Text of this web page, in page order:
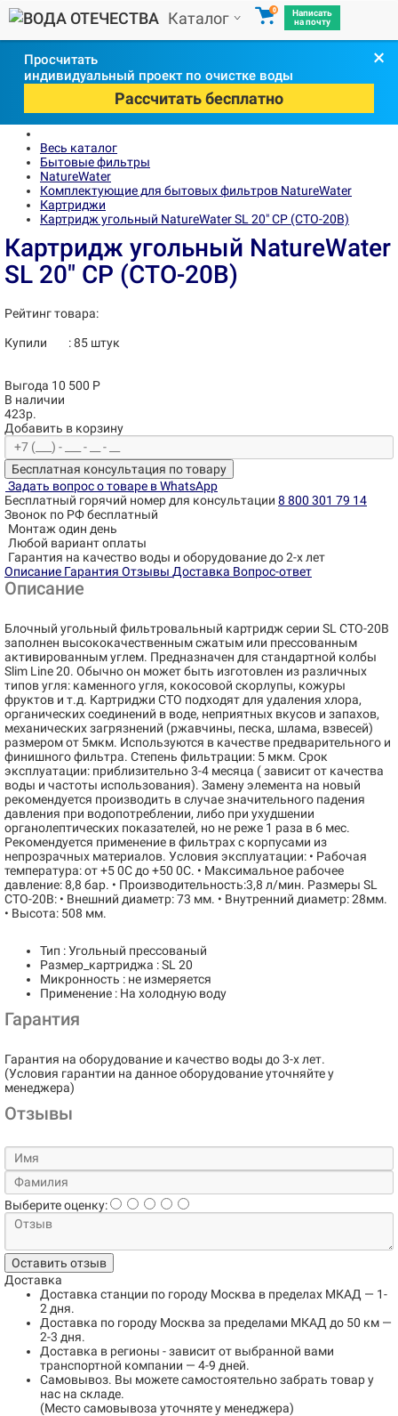
Каталог 0
Написать
на почту
Просчитать
индивидуальный проект по очистке воды
Рассчитать бесплатно
×
Весь каталог
Бытовые фильтры
NatureWater
Комплектующие для бытовых фильтров NatureWater
Картриджи
Картридж угольный NatureWater SL 20" CP (CTO-20B)
Картридж угольный NatureWater
SL 20" CP (CTO-20B)
Рейтинг товара:
Купили :85 штук
Выгода 10 500 Р
В наличии
423р.
Добавить в корзину
Бесплатная консультация по товару
Задать вопрос о товаре в WhatsApp
Бесплатный горячий номер для консультации 8 800 301 79 14
Звонок по РФ бесплатный
Монтаж один день
Любой вариант оплаты
Гарантия на качество воды и оборудование до 2-х лет
Описание Гарантия Отзывы Доставка Вопрос-ответ
Описание
Блочный угольный фильтровальный картридж серии SL CTO-20B
заполнен высококачественным сжатым или прессованным
активированным углем. Предназначен для стандартной колбы
Slim Line 20. Обычно он может быть изготовлен из различных
типов угля: каменного угля, кокосовой скорлупы, кожуры
фруктов и т.д. Картриджи CTO подходят для удаления хлора,
органических соединений в воде, неприятных вкусов и запахов,
механических загрязнений (ржавчины, песка, шлама, взвесей)
размером от 5мкм. Используются в качестве предварительного и
финишного фильтра. Степень фильтрации: 5 мкм. Срок
эксплуатации: приблизительно 3-4 месяца ( зависит от качества
воды и частоты использования). Замену элемента на новый
рекомендуется производить в случае значительного падения
давления при водопотреблении, либо при ухудшении
органолептических показателей, но не реже 1 раза в 6 мес.
Рекомендуется применение в фильтрах с корпусами из
непрозрачных материалов. Условия эксплуатации: • Рабочая
температура: от +5 0С до +50 0С. • Максимальное рабочее
давление: 8,8 бар. • Производительность:3,8 л/мин. Размеры SL
CTO-20B: • Внешний диаметр: 73 мм. • Внутренний диаметр: 28мм.
• Высота: 508 мм.
Тип : Угольный прессованый
Размер_картриджа : SL 20
Микронность : не измеряется
Применение : На холодную воду
Гарантия
Гарантия на оборудование и качество воды до 3-х лет.
(Условия гарантии на данное оборудование уточняйте у
менеджера)
Отзывы
Выберите оценку:
Оставить отзыв
Доставка
Доставка станции по городу Москва в пределах МКАД — 1-
2 дня.
Доставка по городу Москва за пределами МКАД до 50 км —
2-3 дня.
Доставка в регионы - зависит от выбранной вами
транспортной компании — 4-9 дней.
Самовывоз. Вы можете самостоятельно забрать товар у
нас на складе.
(Место самовывоза уточняте у менеджера)